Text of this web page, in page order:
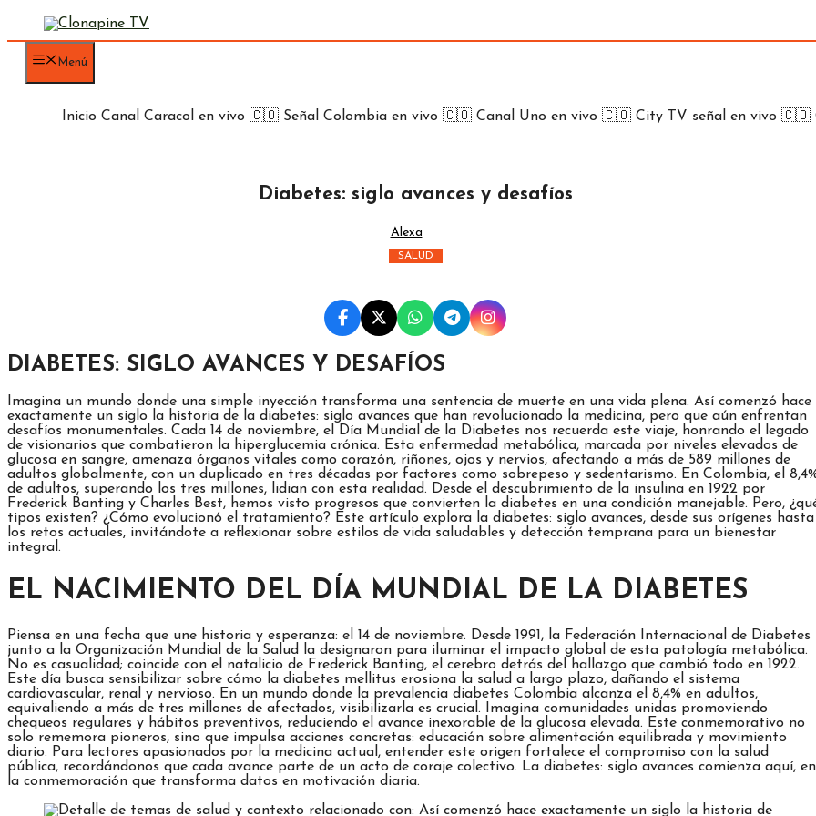
Saltar
contenido
Menú
Inicio Canal Caracol en vivo 🇨🇴 Señal Colombia en vivo 🇨🇴 Canal Uno en vivo 🇨🇴 City TV señal en vivo 🇨🇴
Diabetes: siglo avances y desafíos
Alexa
SALUD
DIABETES: SIGLO AVANCES Y DESAFÍOS
Imagina un mundo donde una simple inyección transforma una sentencia de muerte en una vida plena. Así comenzó hace
exactamente un siglo la historia de la diabetes: siglo avances que han revolucionado la medicina, pero que aún enfrentan
desafíos monumentales. Cada 14 de noviembre, el Día Mundial de la Diabetes nos recuerda este viaje, honrando el legado
de visionarios que combatieron la hiperglucemia crónica. Esta enfermedad metabólica, marcada por niveles elevados de
glucosa en sangre, amenaza órganos vitales como corazón, riñones, ojos y nervios, afectando a más de 589 millones de
adultos globalmente, con un duplicado en tres décadas por factores como sobrepeso y sedentarismo. En Colombia, el
de adultos, superando los tres millones, lidian con esta realidad. Desde el descubrimiento de la insulina en 1922 por
Frederick Banting y Charles Best, hemos visto progresos que convierten la diabetes en una condición manejable. Pero,
tipos existen? ¿Cómo evolucionó el tratamiento? Este artículo explora la diabetes: siglo avances, desde sus orígenes hasta
los retos actuales, invitándote a reflexionar sobre estilos de vida saludables y detección temprana para un bienestar
integral.
EL NACIMIENTO DEL DÍA MUNDIAL DE LA DIABETES
Piensa en una fecha que une historia y esperanza: el 14 de noviembre. Desde 1991, la Federación Internacional de Diabetes
junto a la Organización Mundial de la Salud la designaron para iluminar el impacto global de esta patología metabólica.
No es casualidad; coincide con el natalicio de Frederick Banting, el cerebro detrás del hallazgo que cambió todo en 1922.
Este día busca sensibilizar sobre cómo la diabetes mellitus erosiona la salud a largo plazo, dañando el sistema
cardiovascular, renal y nervioso. En un mundo donde la prevalencia diabetes Colombia alcanza el 8,4% en adultos,
equivaliendo a más de tres millones de afectados, visibilizarla es crucial. Imagina comunidades unidas promoviendo
chequeos regulares y hábitos preventivos, reduciendo el avance inexorable de la glucosa elevada. Este conmemorativo no
solo rememora pioneros, sino que impulsa acciones concretas: educación sobre alimentación equilibrada y movimiento
diario. Para lectores apasionados por la medicina actual, entender este origen fortalece el compromiso con la salud
pública, recordándonos que cada avance parte de un acto de coraje colectivo. La diabetes: siglo avances comienza aquí, en
la conmemoración que transforma datos en motivación diaria.